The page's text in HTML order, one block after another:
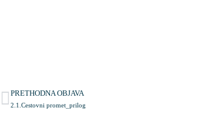
PRETHODNA OBJAVA
2.1.Cestovni promet_prilog